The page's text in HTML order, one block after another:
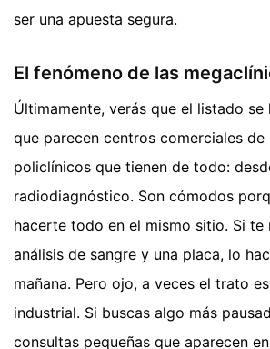
ser una apuesta segura.
El fenómeno de las
Últimamente, verás que el listado se
que parecen centros comerciales de
policlínicos que tienen de todo:
radiodiagnóstico. Son cómodos
hacerte todo en el mismo sitio. Si te
análisis de sangre y una placa, lo
mañana. Pero ojo, a veces el trato
industrial. Si buscas algo más
consultas pequeñas que aparecen